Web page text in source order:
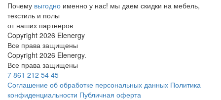
Почему выгодно именно у нас! мы даем скидки на мебель,
текстиль и полы
от наших партнеров
Copyright 2026 Elenergy
Все права защищены
Copyright 2026 Elenergy.
Все права защищены
7 861 212 54 45
Соглашение об обработке персональных данных Политика
конфиденциальности Публичная оферта